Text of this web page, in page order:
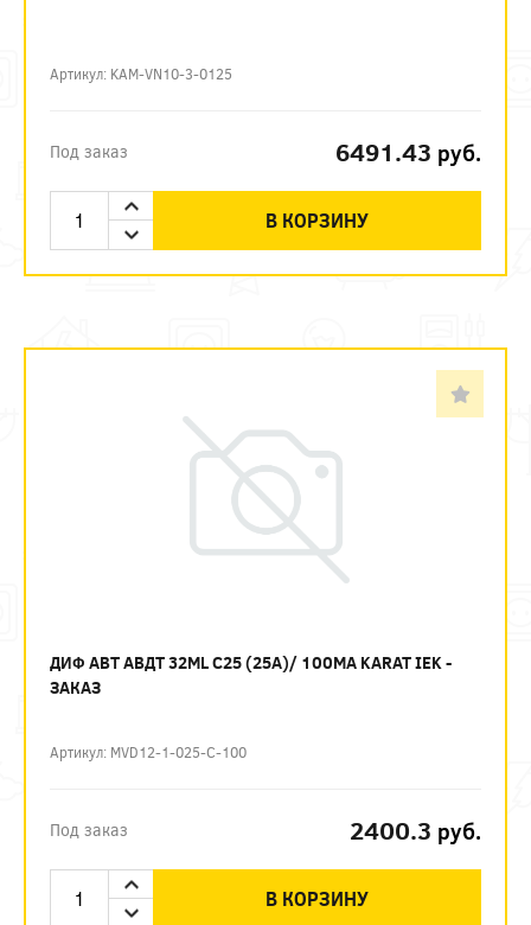
Артикул: KAM-VN10-3-0125
Под заказ 6491.43 руб.
В КОРЗИНУ
ДИФ АВТ АВДТ 32ML C25 (25А)/ 100МА KARAT IEK -
ЗАКАЗ
Артикул: MVD12-1-025-C-100
Под заказ 2400.3 руб.
В КОРЗИНУ